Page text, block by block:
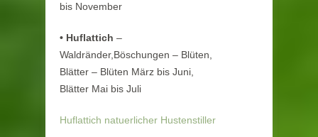
bis November
• Huflattich –
Waldränder,Böschungen – Blüten,
Blätter – Blüten März bis Juni,
Blätter Mai bis Juli
Huflattich natuerlicher Hustenstiller